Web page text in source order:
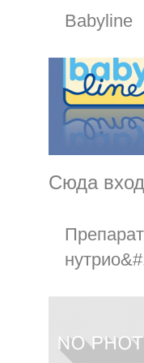
Babyline
Сюда